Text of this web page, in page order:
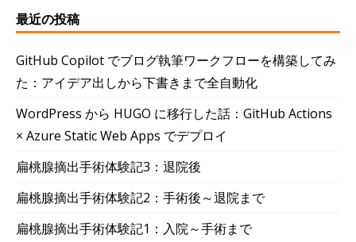
最近の投稿
GitHub Copilot でブログ執筆ワークフローを構築してみ
た：アイデア出しから下書きまで全自動化
WordPress から HUGO に移行した話：GitHub Actions
× Azure Static Web Apps でデプロイ
扁桃腺摘出手術体験記3：退院後
扁桃腺摘出手術体験記2：手術後～退院まで
扁桃腺摘出手術体験記1：入院～手術まで